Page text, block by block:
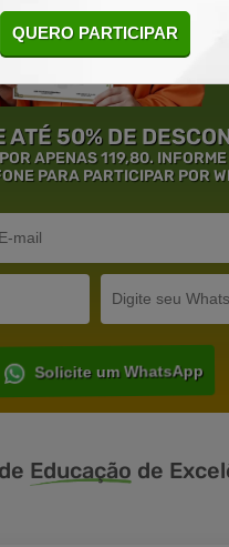
ATÉ 50% DE
APENAS 119,80.
PARA PARTICIPAR POR
Solicite um WhatsApp
Educação de
QUERO PARTICIPAR